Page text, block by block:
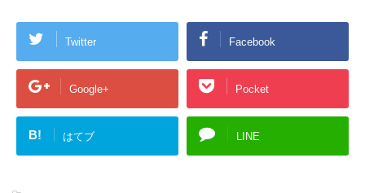
Twitter Facebook
Google+ Pocket
B! はてブ LINE